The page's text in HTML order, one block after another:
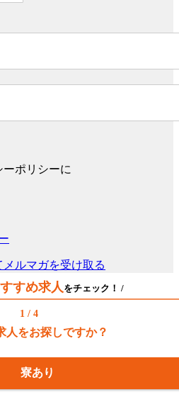
ポリシーに
すめ求人をチェック！ /
1 / 4
人をお探しですか？
寮あり